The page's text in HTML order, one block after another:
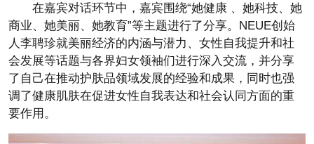
在嘉宾对话环节中，嘉宾围绕“她健康 、她科技、她
商业、她美丽、她教育”等主题进行了分享。NEUE创始
人李聘珍就美丽经济的内涵与潜力、女性自我提升和社
会发展等话题与各界妇女领袖们进行深入交流，并分享
了自己在推动护肤品领域发展的经验和成果，同时也强
调了健康肌肤在促进女性自我表达和社会认同方面的重
要作用。